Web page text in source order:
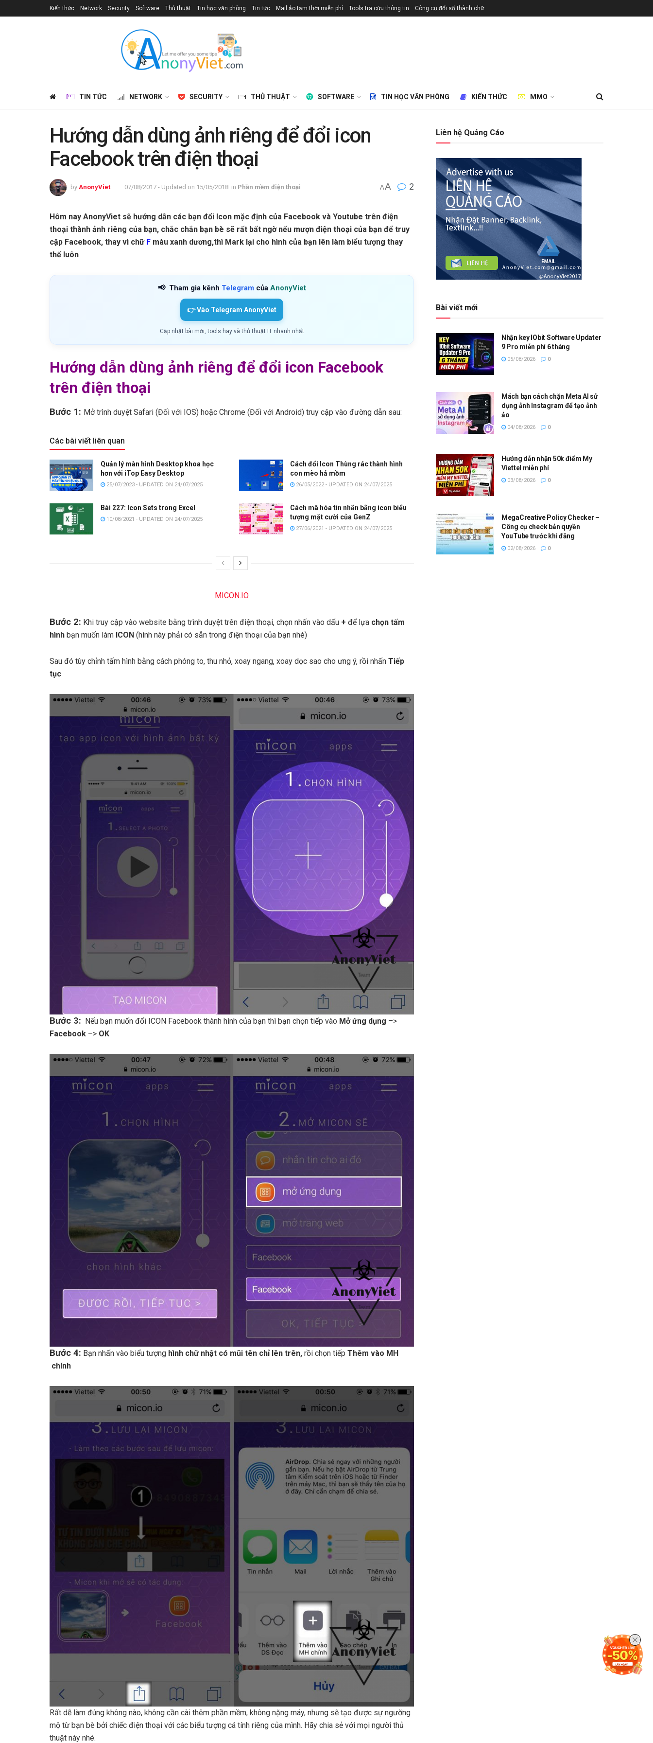
Kiến thức Network Security Software Thủ thuật Tin học văn phòng Tin tức Mail ảo tạm thời miễn phí Tools tra cứu thông tin Công cụ đổi số thành chữ
TIN TỨC NETWORK SECURITY THỦ THUẬT SOFTWARE TIN HỌC VĂN PHÒNG KIẾN THỨC MMO
Hướng dẫn dùng ảnh riêng để đổi icon
Facebook trên điện thoại
by AnonyViet 07/08/2017 - Updated on 15/05/2018 in Phần mềm điện thoại AA 2
Hôm nay AnonyViet sẽ hướng dẫn các bạn đổi Icon mặc định của Facebook và Youtube trên điện
thoại thành ảnh riêng của bạn, chắc chắn bạn bè sẽ rất bất ngờ nếu mượn điện thoại của bạn để truy
cập Facebook, thay vì chữ F màu xanh dương,thì Mark lại cho hình của bạn lên làm biểu tượng thay
thế luôn
📢 Tham gia kênh Telegram của AnonyViet
👉 Vào Telegram AnonyViet
Cập nhật bài mới, tools hay và thủ thuật IT nhanh nhất
Hướng dẫn dùng ảnh riêng để đổi icon Facebook
trên điện thoại
Bước 1: Mở trình duyệt Safari (Đối với IOS) hoặc Chrome (Đối với Android) truy cập vào đường dẫn sau:
Các bài viết liên quan
Quản lý màn hình Desktop khoa học
hơn với iTop Easy Desktop
25/07/2023 - UPDATED ON 24/07/2025
Cách đổi Icon Thùng rác thành hình
con mèo hả mồm
26/05/2022 - UPDATED ON 24/07/2025
Bài 227: Icon Sets trong Excel
10/08/2021 - UPDATED ON 24/07/2025
Cách mã hóa tin nhắn bằng icon biểu
tượng mặt cười của GenZ
27/06/2021 - UPDATED ON 24/07/2025
MICON.IO
Bước 2: Khi truy cập vào website bằng trình duyệt trên điện thoại, chọn nhấn vào dấu + để lựa chọn tấm
hình bạn muốn làm ICON (hình này phải có sẵn trong điện thoại của bạn nhé)
Sau đó tùy chỉnh tấm hình bằng cách phóng to, thu nhỏ, xoay ngang, xoay dọc sao cho ưng ý, rồi nhấn Tiếp
tục
Bước 3: Nếu bạn muốn đổi ICON Facebook thành hình của bạn thì bạn chọn tiếp vào Mở ứng dụng –>
Facebook –> OK
Bước 4: Bạn nhấn vào biểu tượng hình chữ nhật có mũi tên chỉ lên trên, rồi chọn tiếp Thêm vào MH
chính
Rất dễ làm đúng không nào, không cần cài thêm phần mềm, không nặng máy, nhưng sẽ tạo được sự ngưỡng
mộ từ bạn bè bởi chiếc điện thoại với các biểu tượng cá tính riêng của mình. Hãy chia sẻ với mọi người thủ
thuật này nhé.
Liên hệ Quảng Cáo
Bài viết mới
Nhận key IObit Software Updater
9 Pro miễn phí 6 tháng
05/08/2026 0
Mách bạn cách chặn Meta AI sử
dụng ảnh Instagram để tạo ảnh
ảo
04/08/2026 0
Hướng dẫn nhận 50k điểm My
Viettel miễn phí
03/08/2026 0
MegaCreative Policy Checker –
Công cụ check bản quyền
YouTube trước khi đăng
02/08/2026 0